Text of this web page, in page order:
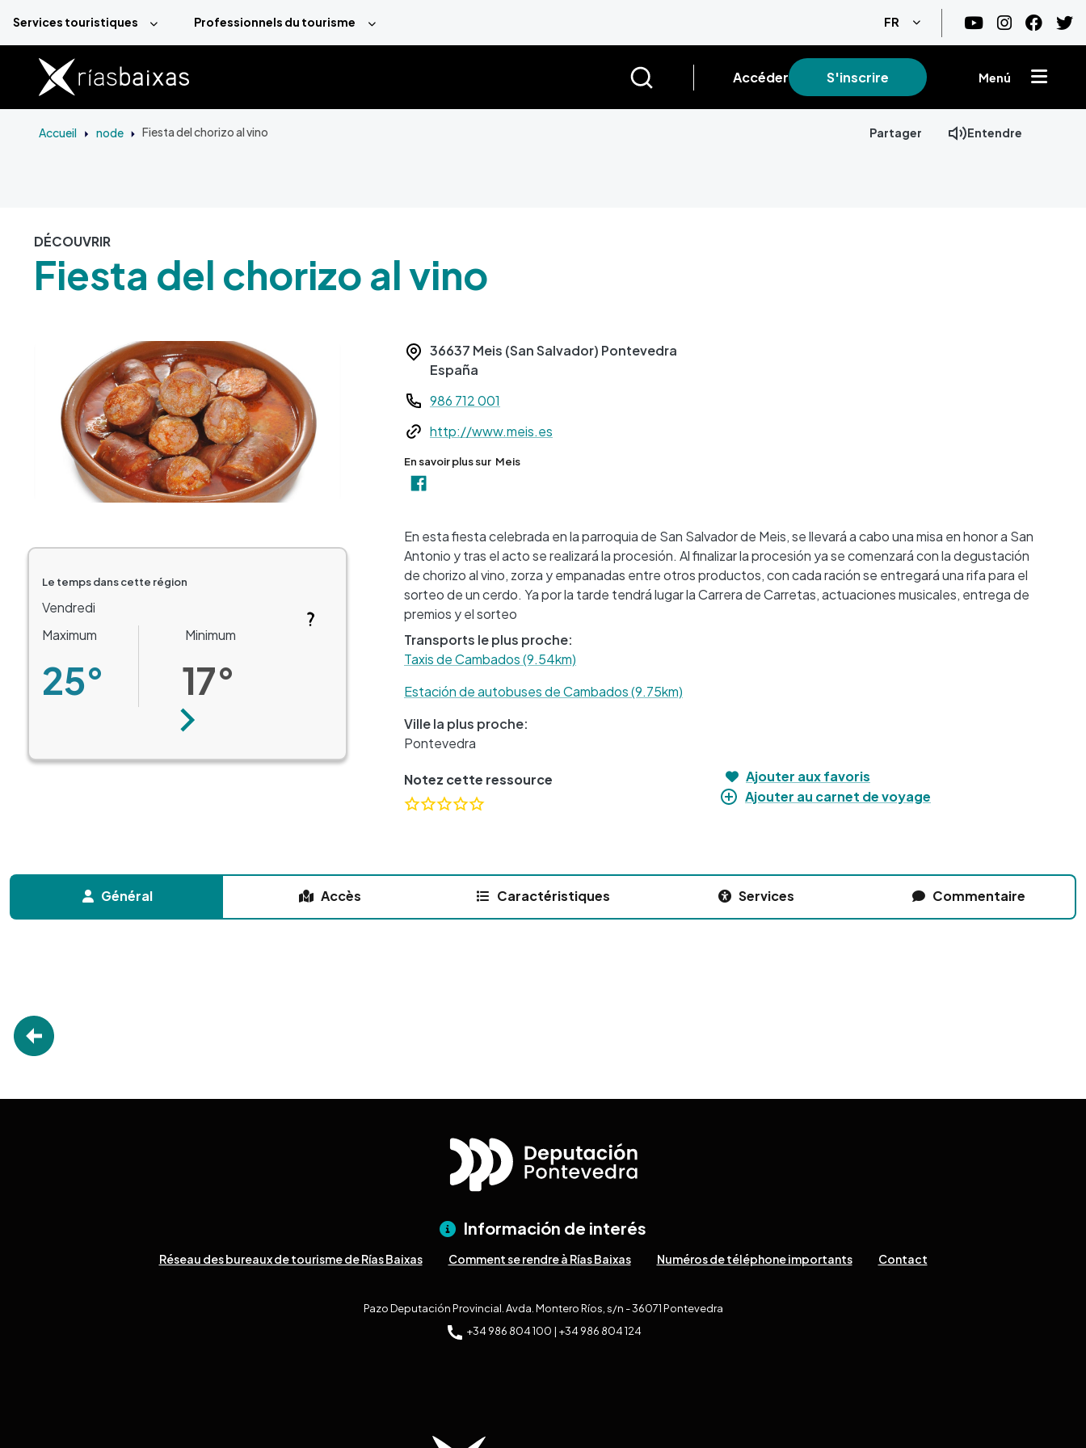
Services touristiques Professionnels du tourisme FR Lister les actions
Accéder S'inscrire Menú
Accueil node Fiesta del chorizo al vino Partager Entendre
DÉCOUVRIR
Fiesta del chorizo al vino
Le temps dans cette région
Vendredi
Maximum
25°
Minimum
17°
Suivant
36637 Meis (San Salvador) Pontevedra
España
Teléfono
986 712 001
Webhttp://www.meis.es
En savoir plus sur Meis
En esta fiesta celebrada en la parroquia de San Salvador de Meis, se llevará a cabo una misa en honor a San
Antonio y tras el acto se realizará la procesión. Al finalizar la procesión ya se comenzará con la degustación
de chorizo al vino, zorza y empanadas entre otros productos, con cada ración se entregará una rifa para el
sorteo de un cerdo. Ya por la tarde tendrá lugar la Carrera de Carretas, actuaciones musicales, entrega de
premios y el sorteo
Transports le plus proche:
Taxis de Cambados (9.54km)
Estación de autobuses de Cambados (9.75km)
Ville la plus proche:
Pontevedra
Notez cette ressource
Ajouter aux favoris
Ajouter au carnet de voyage
Général Accès Caractéristiques Services Commentaire
Información de interés
Réseau des bureaux de tourisme de Rías Baixas Comment se rendre à Rías Baixas Numéros de téléphone importants Contact
Pazo Deputación Provincial. Avda. Montero Ríos, s/n - 36071 Pontevedra
+34 986 804 100 | +34 986 804 124